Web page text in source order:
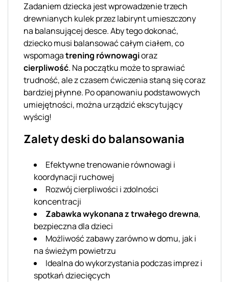
Zadaniem dziecka jest wprowadzenie trzech
drewnianych kulek przez labirynt umieszczony
na balansującej desce. Aby tego dokonać,
dziecko musi balansować całym ciałem, co
wspomagatrening równowagioraz
cierpliwość. Na początku może to sprawiać
trudność, ale z czasem ćwiczenia staną się coraz
bardziej płynne. Po opanowaniu podstawowych
umiejętności, można urządzić ekscytujący
wyścig!
Zalety deski do balansowania
Efektywne trenowanie równowagi i
koordynacji ruchowej
Rozwój cierpliwości i zdolności
koncentracji
Zabawka wykonana z trwałego drewna,
bezpieczna dla dzieci
Możliwość zabawy zarówno w domu, jak i
na świeżym powietrzu
Idealna do wykorzystania podczas imprez i
spotkań dziecięcych